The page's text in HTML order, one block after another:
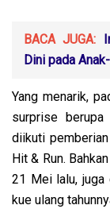
BACA JUGA:
Dini pada
Yang menarik,
surprise berupa
diikuti
Hit & Run.
21 Mei lalu, juga
kue ulang